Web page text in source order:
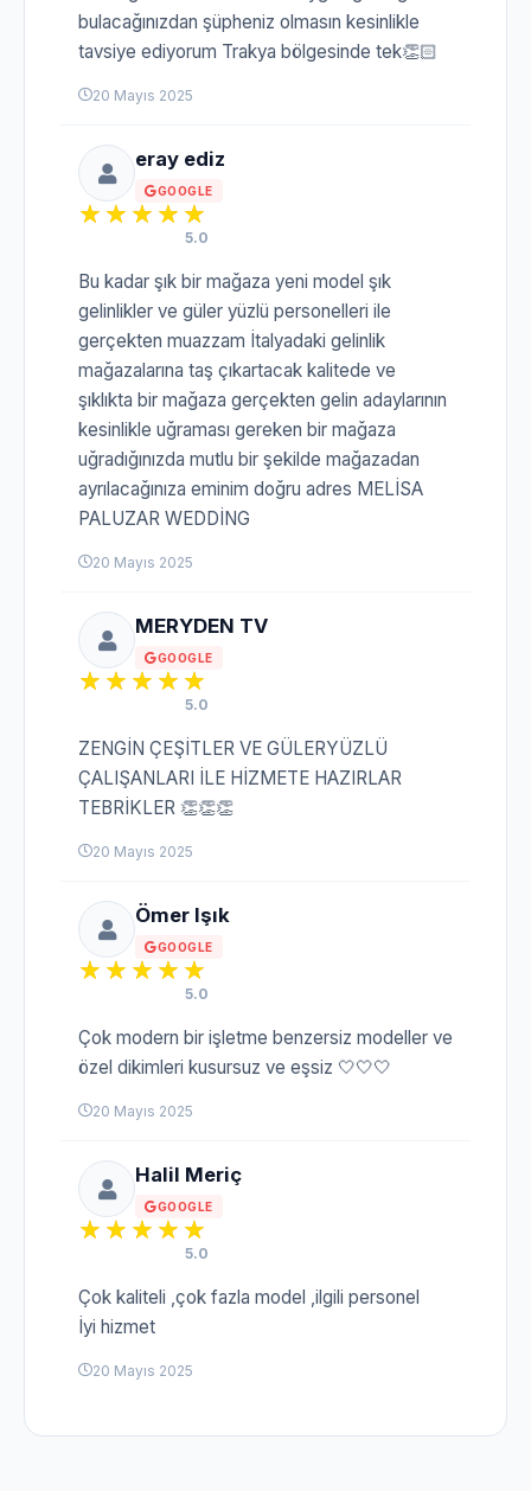
bulacağınızdan şüpheniz olmasın kesinlikle
tavsiye ediyorum Trakya bölgesinde tek👏🏻
20 Mayıs 2025
eray ediz
GOOGLE
5.0
Bu kadar şık bir mağaza yeni model şık
gelinlikler ve güler yüzlü personelleri ile
gerçekten muazzam İtalyadaki gelinlik
mağazalarına taş çıkartacak kalitede ve
şıklıkta bir mağaza gerçekten gelin adaylarının
kesinlikle uğraması gereken bir mağaza
uğradığınızda mutlu bir şekilde mağazadan
ayrılacağınıza eminim doğru adres MELİSA
PALUZAR WEDDİNG
20 Mayıs 2025
MERYDEN TV
GOOGLE
5.0
ZENGİN ÇEŞİTLER VE GÜLERYÜZLÜ
ÇALIŞANLARI İLE HİZMETE HAZIRLAR
TEBRİKLER 👏👏👏
20 Mayıs 2025
Ömer Işık
GOOGLE
5.0
Çok modern bir işletme benzersiz modeller ve
özel dikimleri kusursuz ve eşsiz 🤍🤍🤍
20 Mayıs 2025
Halil Meriç
GOOGLE
5.0
Çok kaliteli ,çok fazla model ,ilgili personel
İyi hizmet
20 Mayıs 2025